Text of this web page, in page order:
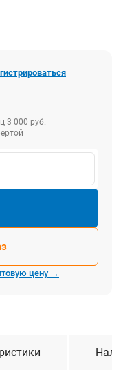
3 000 руб.
цену →